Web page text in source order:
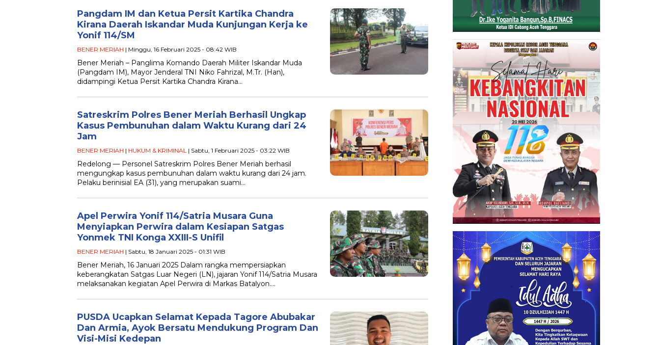
Pangdam IM dan Ketua Persit Kartika Chandra
Kirana Daerah Iskandar Muda Kunjungan Kerja ke
Yonif 114/SM
BENER MERIAH | Minggu, 16 Februari 2025 - 08:42 WIB
Bener Meriah – Panglima Komando Daerah Militer Iskandar Muda
(Pangdam IM), Mayor Jenderal TNI Niko Fahrizal, M.Tr. (Han),
didampingi Ketua Persit Kartika Chandra Kirana…
Satreskrim Polres Bener Meriah Berhasil Ungkap
Kasus Pembunuhan dalam Waktu Kurang dari 24
Jam
BENER MERIAH | HUKUM & KRIMINAL | Sabtu, 1 Februari 2025 - 03:22 WIB
Redelong — Personel Satreskrim Polres Bener Meriah berhasil
mengungkap kasus pembunuhan dalam waktu kurang dari 24 jam.
Pelaku berinisial EA (31), yang merupakan suami…
Apel Perwira Yonif 114/Satria Musara Guna
Menyiapkan Perwira dalam Kesiapan Satgas
Yonmek TNI Konga XXIII-S Unifil
BENER MERIAH | Sabtu, 18 Januari 2025 - 01:31 WIB
Bener Meriah, 16 Januari 2025 Dalam rangka mempersiapkan
keberangkatan Satgas Luar Negeri (LN), jajaran Yonif 114/Satria Musara
melaksanakan kegiatan Apel Perwira di Markas Batalyon….
PUSDA Ucapkan Selamat Kepada Tagore Abubakar
Dan Armia, Ayok Bersatu Mendukung Program Dan
Visi-Misi Kedepan